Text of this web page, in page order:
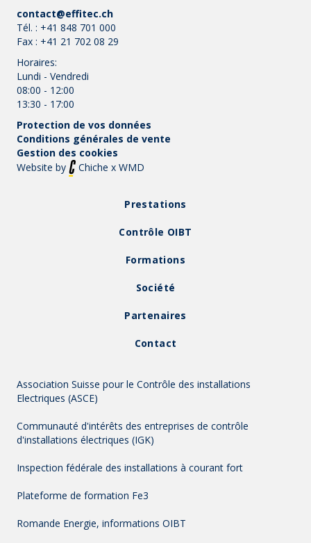
contact@effitec.ch
Tél. : +41 848 701 000
Fax : +41 21 702 08 29
Horaires:
Lundi - Vendredi
08:00 - 12:00
13:30 - 17:00
Protection de vos données
Conditions générales de vente
Gestion des cookies
Website by
Chiche x WMD
Prestations
Contrôle OIBT
Formations
Société
Partenaires
Contact
Association Suisse pour le Contrôle des installations
Electriques (ASCE)
Communauté d'intérêts des entreprises de contrôle
d'installations électriques (IGK)
Inspection fédérale des installations à courant fort
Plateforme de formation Fe3
Romande Energie, informations OIBT